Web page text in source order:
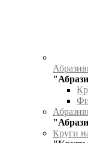
Круги